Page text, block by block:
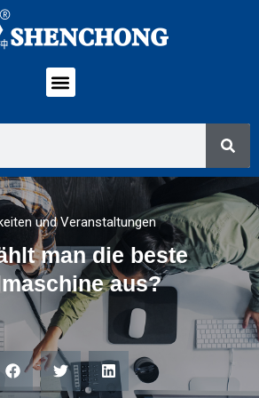
und Veranstaltungen
man die beste
aus?